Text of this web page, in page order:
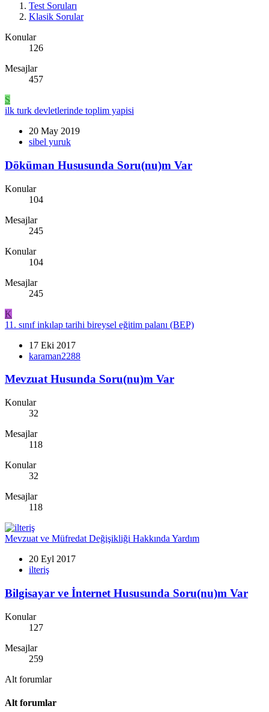
Test Soruları
Klasik Sorular
Konular
126
Mesajlar
457
S
ilk turk devletlerinde toplim yapisi
20 May 2019
sibel yuruk
Döküman Hususunda Soru(nu)m Var
Konular
104
Mesajlar
245
Konular
104
Mesajlar
245
K
11. sınıf inkılap tarihi bireysel eğitim palanı (BEP)
17 Eki 2017
karaman2288
Mevzuat Husunda Soru(nu)m Var
Konular
32
Mesajlar
118
Konular
32
Mesajlar
118
Mevzuat ve Müfredat Değişikliği Hakkında Yardım
20 Eyl 2017
ilteriş
Bilgisayar ve İnternet Hususunda Soru(nu)m Var
Konular
127
Mesajlar
259
Alt forumlar
Alt forumlar